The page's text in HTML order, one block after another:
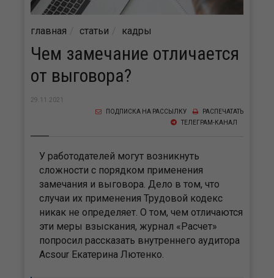
главная статьи кадры
Чем замечание отличается
от выговора?
29.11.2021
РАСПЕЧАТАТЬ
ПОДПИСКА НА РАССЫЛКУ
ТЕЛЕГРАМ-КАНАЛ
У работодателей могут возникнуть
сложности с порядком применения
замечания и выговора. Дело в том, что
случаи их применения Трудовой кодекс
никак не определяет. О том, чем отличаются
эти меры взыскания, журнал «Расчет»
попросил рассказать внутреннего аудитора
Acsour Екатерина Лютенко.